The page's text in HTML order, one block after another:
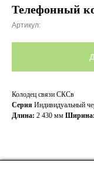
Телефонный
Артикул:
Колодец связи СКСв
Серия Индивидуальный
Длина: 2 430 мм Ширина: